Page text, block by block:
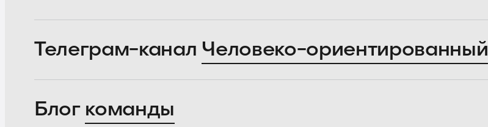
Телеграм-канал Человеко-ориентированный
Блог команды